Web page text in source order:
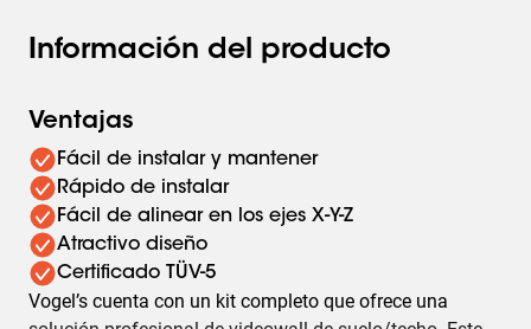
Información del producto
Ventajas
Fácil de instalar y mantener
Rápido de instalar
Fácil de alinear en los ejes X-Y-Z
Atractivo diseño
Certificado TÜV-5
Vogel’s cuenta con un kit completo que ofrece una